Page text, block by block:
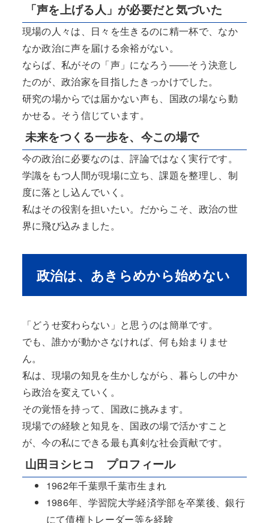
「声を上げる人」が必要だと気づいた
現場の人々は、日々を生きるのに精一杯で、なか
なか政治に声を届ける余裕がない。
ならば、私がその「声」になろう――そう決意し
たのが、政治家を目指したきっかけでした。
研究の場からでは届かない声も、国政の場なら動
かせる。そう信じています。
未来をつくる一歩を、今この場で
今の政治に必要なのは、評論ではなく実行です。
学識をもつ人間が現場に立ち、課題を整理し、制
度に落とし込んでいく。
私はその役割を担いたい。だからこそ、政治の世
界に飛び込みました。
政治は、あきらめから始めない
「どうせ変わらない」と思うのは簡単です。
でも、誰かが動かさなければ、何も始まりませ
ん。
私は、現場の知見を生かしながら、暮らしの中か
ら政治を変えていく。
その覚悟を持って、国政に挑みます。
現場での経験と知見を、国政の場で活かすこと
が、今の私にできる最も真剣な社会貢献です。
山田ヨシヒコ プロフィール
1962年千葉県千葉市生まれ
1986年、学習院大学経済学部を卒業後、銀行
にて債権トレーダー等を経験